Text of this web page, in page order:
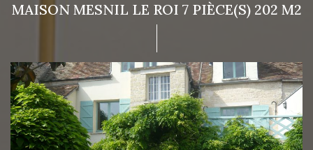
MAISON MESNIL LE ROI 7 PIÈCE(S) 202 M2